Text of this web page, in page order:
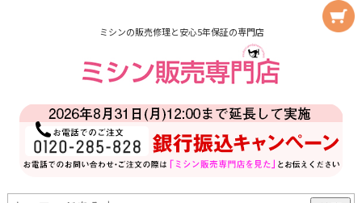
ミシンの販売修理と安心5年保証の専門店